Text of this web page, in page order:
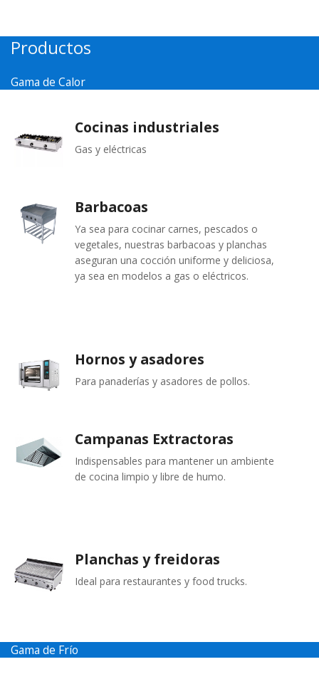
Productos
Gama de Calor
Cocinas industriales
Gas y eléctricas
Barbacoas
Ya sea para cocinar carnes, pescados o
vegetales, nuestras barbacoas y planchas
aseguran una cocción uniforme y deliciosa,
ya sea en modelos a gas o eléctricos.
Hornos y asadores
Para panaderías y asadores de pollos.
Campanas Extractoras
Indispensables para mantener un ambiente
de cocina limpio y libre de humo.
Planchas y freidoras
Ideal para restaurantes y food trucks.
Gama de Frío